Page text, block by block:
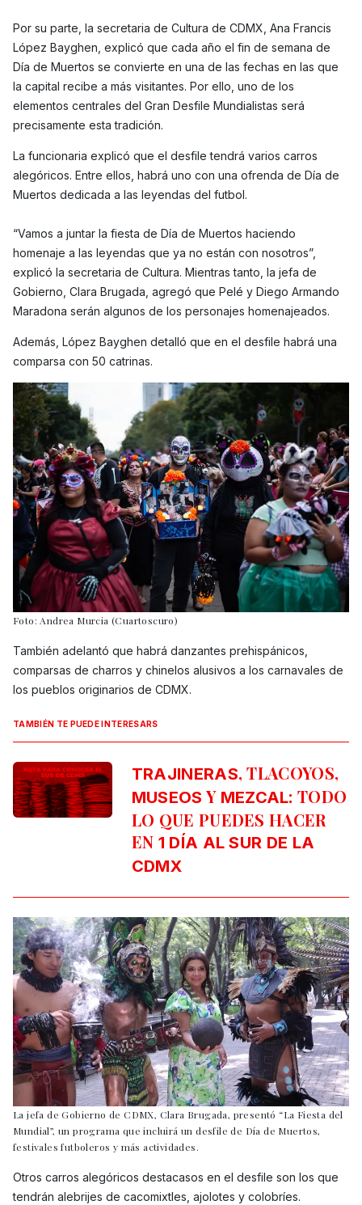
Por su parte, la secretaria de Cultura de CDMX, Ana Francis
López Bayghen, explicó que cada año el fin de semana de
Día de Muertos se convierte en una de las fechas en las que
la capital recibe a más visitantes. Por ello, uno de los
elementos centrales del Gran Desfile Mundialistas será
precisamente esta tradición.
La funcionaria explicó que el desfile tendrá varios carros
alegóricos. Entre ellos, habrá uno con una ofrenda de Día de
Muertos dedicada a las leyendas del futbol.
“Vamos a juntar la fiesta de Día de Muertos haciendo
homenaje a las leyendas que ya no están con nosotros”,
explicó la secretaria de Cultura. Mientras tanto, la jefa de
Gobierno, Clara Brugada, agregó que Pelé y Diego Armando
Maradona serán algunos de los personajes homenajeados.
Además, López Bayghen detalló que en el desfile habrá una
comparsa con 50 catrinas.
Foto: Andrea Murcia (Cuartoscuro)
También adelantó que habrá danzantes prehispánicos,
comparsas de charros y chinelos alusivos a los carnavales de
los pueblos originarios de CDMX.
TAMBIÉN TE PUEDE INTERESARS
TRAJINERAS, TLACOYOS,
MUSEOS Y MEZCAL: TODO
LO QUE PUEDES HACER
EN 1 DÍA AL SUR DE LA
CDMX
La jefa de Gobierno de CDMX, Clara Brugada, presentó “La Fiesta del
Mundial”, un programa que incluirá un desfile de Día de Muertos,
festivales futboleros y más actividades.
Otros carros alegóricos destacasos en el desfile son los que
tendrán alebrijes de cacomixtles, ajolotes y colobríes.